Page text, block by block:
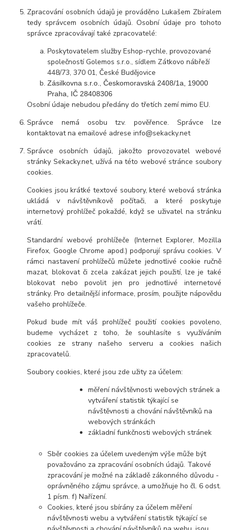
Zpracování osobních údajů je prováděno Lukašem Zbíralem
tedy správcem osobních údajů. Osobní údaje pro tohoto
správce zpracovávají také zpracovatelé:
Poskytovatelem služby Eshop-rychle, provozované
společností Golemos s.r.o., sídlem Zátkovo nábřeží
448/73, 370 01, České Budějovice
Zásilkovna s.r.o.,Českomoravská 2408/1a, 19000
Praha, IČ 28408306
Osobní údaje nebudou předány do třetích zemí mimo EU.
Správce nemá osobu tzv. pověřence. Správce lze
kontaktovat na emailové adrese info@sekacky.net
Správce osobních údajů, jakožto provozovatel webové
stránky Sekacky.net, užívá na této webové stránce soubory
cookies.
Cookies jsou krátké textové soubory, které webová stránka
ukládá v návštěvníkově počítači, a které poskytuje
internetový prohlížeč pokaždé, když se uživatel na stránku
vrátí.
Standardní webové prohlížeče (Internet Explorer, Mozilla
Firefox, Google Chrome apod.) podporují správu cookies. V
rámci nastavení prohlížečů můžete jednotlivé cookie ručně
mazat, blokovat či zcela zakázat jejich použití, lze je také
blokovat nebo povolit jen pro jednotlivé internetové
stránky. Pro detailnější informace, prosím, použijte nápovědu
vašeho prohlížeče.
Pokud bude mít váš prohlížeč použití cookies povoleno,
budeme vycházet z toho, že souhlasíte s využíváním
cookies ze strany našeho serveru a cookies našich
zpracovatelů.
Soubory cookies, které jsou zde užity za účelem:
měření návštěvnosti webových stránek a
vytváření statistik týkající se
návštěvnosti a chování návštěvníků na
webových stránkách
základní funkčnosti webových stránek
Sběr cookies za účelem uvedeným výše může být
považováno za zpracování osobních údajů. Takové
zpracování je možné na základě zákonného důvodu -
oprávněného zájmu správce, a umožňuje ho čl. 6 odst.
1 písm. f) Nařízení.
Cookies, které jsou sbírány za účelem měření
návštěvnosti webu a vytváření statistik týkající se